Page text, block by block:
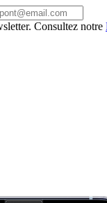
Consultez notre